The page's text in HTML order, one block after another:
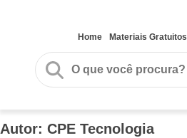
Home Materiais Gratuitos
Autor: CPE Tecnologia